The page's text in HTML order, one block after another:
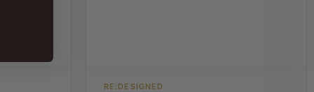
RE:DESIGNED